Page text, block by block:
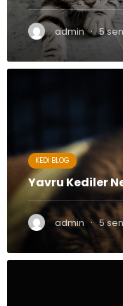
admin · 5
KEDI BLOG
Yavru Kediler
admin · 5